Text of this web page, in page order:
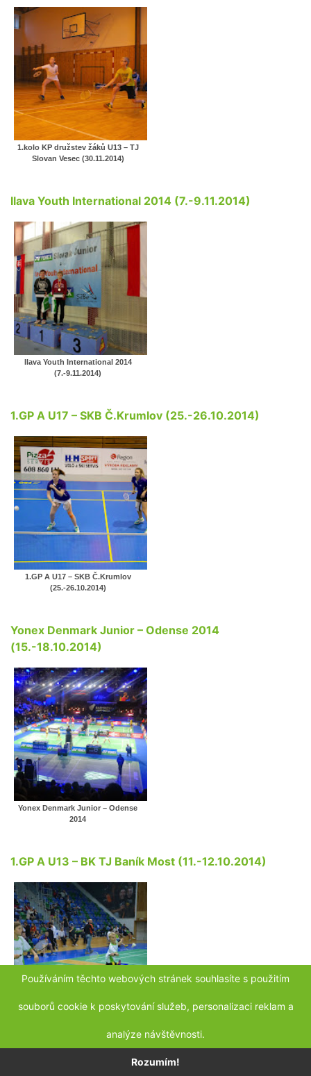
1.kolo KP družstev žáků U13 – TJ
Slovan Vesec (30.11.2014)
Ilava Youth International 2014 (7.-9.11.2014)
Ilava Youth International 2014
(7.-9.11.2014)
1.GP A U17 – SKB Č.Krumlov (25.-26.10.2014)
1.GP A U17 – SKB Č.Krumlov
(25.-26.10.2014)
Yonex Denmark Junior – Odense 2014
(15.-18.10.2014)
Yonex Denmark Junior – Odense
2014
1.GP A U13 – BK TJ Baník Most (11.-12.10.2014)
Používáním těchto webových stránek souhlasíte s použitím
souborů cookie k poskytování služeb, personalizaci reklam a
analýze návštěvnosti.
Rozumím!